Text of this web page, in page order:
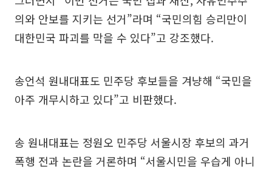
의와 안보를 지키는 선거”라며 “국민의힘 승리만이
대한민국 파괴를 막을 수 있다”고 강조했다.
송언석 원내대표도 민주당 후보들을 겨냥해 “국민을
아주 개무시하고 있다”고 비판했다.
송 원내대표는 정원오 민주당 서울시장 후보의 과거
폭행 전과 논란을 거론하며 “서울시민을 우습게 아니